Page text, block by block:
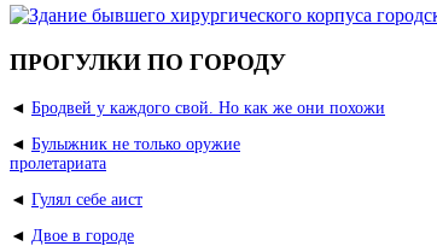
ПРОГУЛКИ ПО ГОРОДУ
◄ Бродвей у каждого свой. Но как же они похожи
◄ Булыжник не только оружие
пролетариата
◄ Гулял себе аист
◄ Двое в городе